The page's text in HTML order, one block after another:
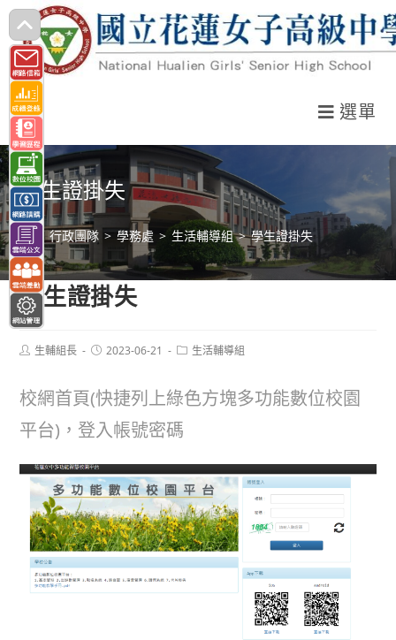
跳
轉
至
主
要
內
容
選單
學生證掛失
> 行政團隊 > 學務處 > 生活輔導組 > 學生證掛失
學生證掛失
Post生輔組長
Post2023-06-21
Post生活輔導組
校網首頁(快捷列上綠色方塊多功能數位校園
平台)，登入帳號密碼